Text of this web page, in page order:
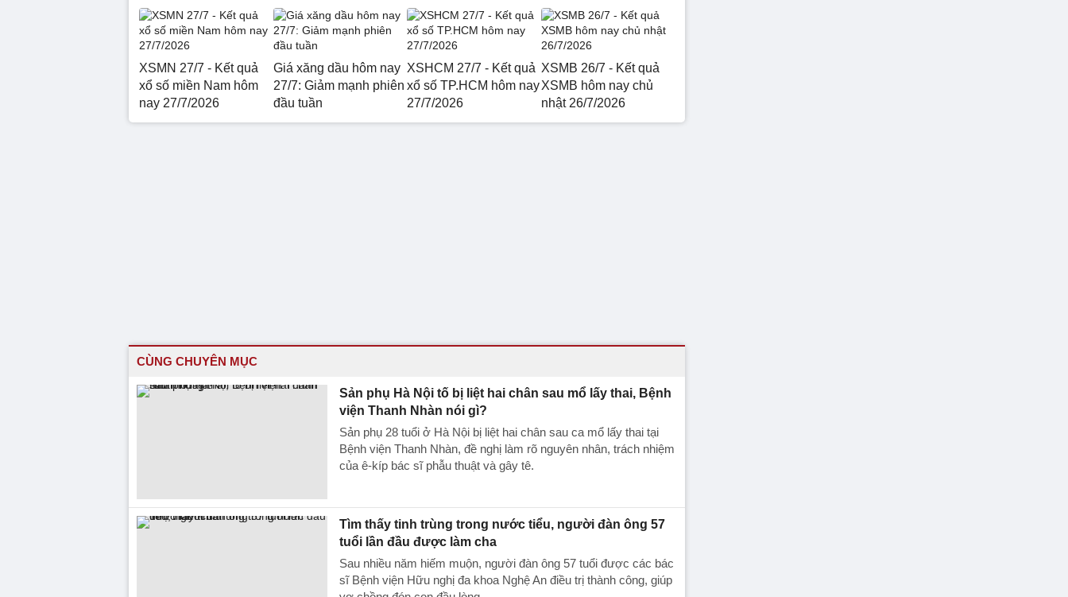
XSMN 27/7 - Kết quả
xổ số miền Nam hôm
nay 27/7/2026
Giá xăng dầu hôm nay
27/7: Giảm mạnh phiên
đầu tuần
XSHCM 27/7 - Kết quả
xổ số TP.HCM hôm nay
27/7/2026
XSMB 26/7 - Kết quả
XSMB hôm nay chủ
nhật 26/7/2026
CÙNG CHUYÊN MỤC
Sản phụ Hà Nội tố bị liệt hai chân sau mổ lấy thai, Bệnh
viện Thanh Nhàn nói gì?
Sản phụ 28 tuổi ở Hà Nội bị liệt hai chân sau ca mổ lấy thai tại
Bệnh viện Thanh Nhàn, đề nghị làm rõ nguyên nhân, trách nhiệm
của ê-kíp bác sĩ phẫu thuật và gây tê.
Tìm thấy tinh trùng trong nước tiểu, người đàn ông 57
tuổi lần đầu được làm cha
Sau nhiều năm hiếm muộn, người đàn ông 57 tuổi được các bác
sĩ Bệnh viện Hữu nghị đa khoa Nghệ An điều trị thành công, giúp